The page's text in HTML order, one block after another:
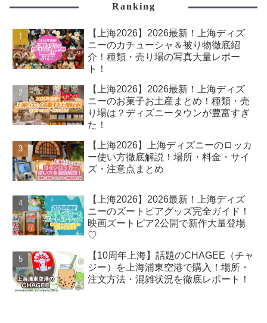
Ranking
【上海2026】2026最新！上海ディズ
ニーのカチューシャ＆被り物徹底紹
介！種類・売り場の写真大量レポー
ト！
【上海2026】2026最新！上海ディズ
ニーのお菓子お土産まとめ！種類・売
り場は？ディズニータウンが豊富すぎ
た！
【上海2026】上海ディズニーのロッカ
ー使い方徹底解説！場所・料金・サイ
ズ・注意点まとめ
【上海2026】2026最新！上海ディズ
ニーのズートピアグッズ完全ガイド！
映画ズートピア2公開で新作大量登場
♡
【10周年上海】話題のCHAGEE（チャ
ジー）を上海浦東空港で購入！場所・
注文方法・混雑状況を徹底レポート！